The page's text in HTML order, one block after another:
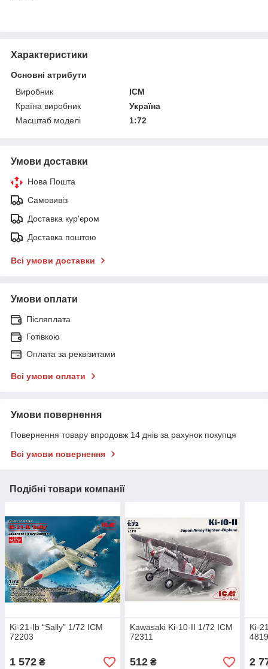
Характеристики
Основні атрибути
Виробник
ICM
Країна виробник
Україна
Масштаб моделі
1:72
Умови доставки
Нова Пошта
Самовивіз
Доставка кур'єром
Доставка поштою
Всі умови доставки
Умови оплати
Післяплата
Готівкою
Оплата за реквізитами
Всі умови оплати
Умови повернення
Повернення товару впродовж 14 днів за рахунок покупця
Всі умови повернення
Подібні товари компанії
Ki-21-Ib “Sally” 1/72 ICM
72203
1 572 ₴
Kawasaki Ki-10-II 1/72 ICM
72311
512₴
Ki-
2